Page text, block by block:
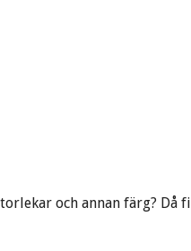
och annan färg? Då